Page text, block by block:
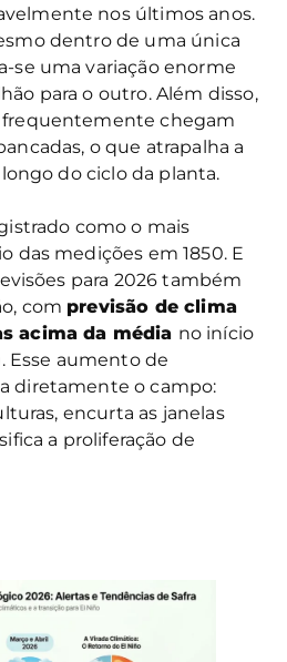
nos últimos anos.
dentro de uma única
se uma variação enorme
para o outro. Além disso,
frequentemente chegam
o que atrapalha a
do ciclo da planta.
como o mais
das medições em 1850. E
para 2026 também
com previsão de clima
acima da média no início
Esse aumento de
diretamente o campo:
encurta as janelas
a proliferação de